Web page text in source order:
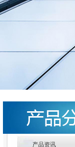
产品资讯